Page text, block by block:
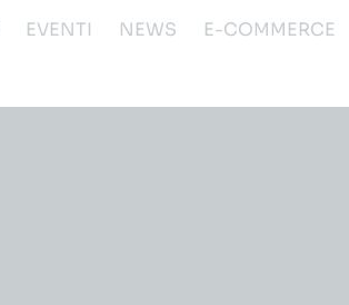
EVENTI NEWS
E-COMMERCE